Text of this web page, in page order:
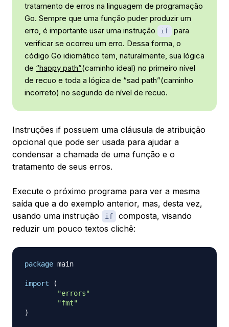
tratamento de erros na linguagem de programação
Go. Sempre que uma função puder produzir um
erro, é importante usar uma instrução
if
para
verificar se ocorreu um erro. Dessa forma, o
código Go idiomático tem, naturalmente, sua lógica
de “happy path”(caminho ideal) no primeiro nível
de recuo e toda a lógica de “sad path”(caminho
incorreto) no segundo de nível de recuo.
Instruções if possuem uma cláusula de atribuição
opcional que pode ser usada para ajudar a
condensar a chamada de uma função e o
tratamento de seus erros.
Execute o próximo programa para ver a mesma
saída que a do exemplo anterior, mas, desta vez,
usando uma instrução
if
composta, visando
reduzir um pouco textos clichê:
package main
import
(
"errors"
"fmt"
)